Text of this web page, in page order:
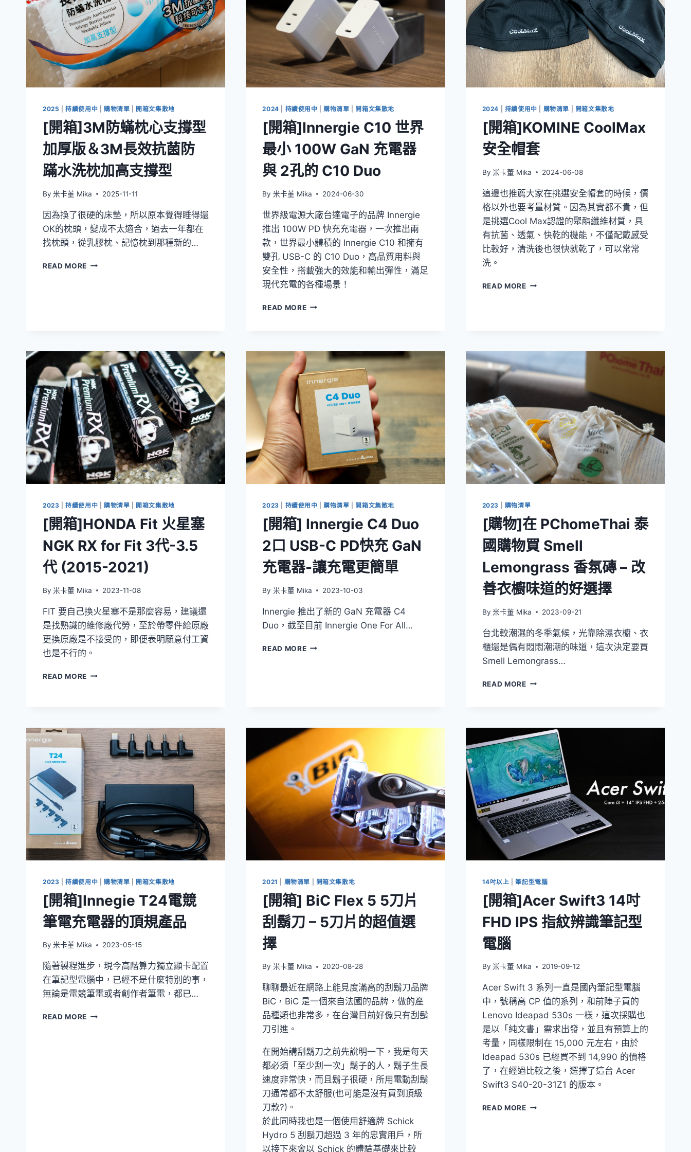
2025 |持續使用中 購物清單 開箱文集散地
[開箱]3M防蟎枕心支撐型
加厚版＆3M長效抗菌防
蹣水洗枕加高支撐型
By 米卡董 Mika 2025-11-11
因為換了很硬的床墊，所以原本覺得睡得還
OK的枕頭，變成不太適合，過去一年都在
找枕頭，從乳膠枕、記憶枕到那種新的…
READ MORE [開
型
加
厚
版
＆
3M
長
效
抗
菌
防
蹣
水
枕
高
撐
2024 持續使用中 |購物清單 開箱文集散地
[開箱]Innergie C10 世界
最小 100W GaN 充電器
與 2孔的 C10 Duo
By 米卡董 Mika 2024-06-30
世界級電源大廠台達電子的品牌 Innergie
推出 100W PD 快充充電器，一次推出兩
款，世界最小體積的 Innergie C10 和擁有
雙孔 USB-C 的 C10 Duo，高品質用料與
安全性，搭載強大的效能和輸出彈性，滿足
現代充電的各種場景！
READ MORE[開
最
小
100W
GAN
充
電
2
孔
的
C10
2024 持續使用中 購物清單 開箱文集散地
[開箱]KOMINE CoolMax
安全帽套
By 米卡董 Mika 2024-06-08
這邊也推薦大家在挑選安全帽套的時候，價
格以外也要考量材質。因為其實都不貴，但
是挑選Cool Max認證的聚酯纖維材質，具
有抗菌、透氣、快乾的機能，不僅配戴感受
比較好，清洗後也很快就乾了，可以常常
洗。
READ MORE[開
2023 |持續使用中 購物清單 開箱文集散地
[開箱]HONDA Fit 火星塞
NGK RX for Fit 3代-3.5
代 (2015-2021)
By 米卡董 Mika 2023-11-08
FIT 要自己換火星塞不是那麼容易，建議還
是找熟識的維修廠代勞，至於帶零件給原廠
更換原廠是不接受的，即便表明願意付工資
也是不行的。
READ MORE [開
塞
NGK
RX
FOR
FIT
3
代-3.5
代
(2015-
2021)
2023 持續使用中 購物清單 開箱文集散地
[開箱] Innergie C4 Duo
2口 USB-C PD快充 GaN
充電器-讓充電更簡單
By 米卡董 Mika 2023-10-03
Innergie 推出了新的 GaN 充電器 C4
Duo，截至目前 Innergie One For All…
READ MORE[開
C
充
GAN
充
電
器-
讓
簡
2023 購物清單
[購物]在 PChomeThai 泰
國購物買 Smell
Lemongrass 香氛磚 – 改
善衣櫥味道的好選擇
By 米卡董 Mika 2023-09-21
台北較潮濕的冬季氣候，光靠除濕衣櫥、衣
櫃還是偶有悶悶潮潮的味道，這次決定要買
Smell Lemongrass…
READ MORE[購
國
購
物
買
SMELL
LEMONGRASS
香
氛
磚
–
善
味
道
的
好
選
2023 |持續使用中 購物清單 開箱文集散地
[開箱]Innegie T24電競
筆電充電器的頂規產品
By 米卡董 Mika 2023-05-15
隨著製程進步，現今高階算力獨立顯卡配置
在筆記型電腦中，已經不是什麼特別的事，
無論是電競筆電或者創作者筆電，都已…
READ MORE [開
2021 購物清單 開箱文集散地
[開箱] BiC Flex 5 5刀片
刮鬍刀 – 5刀片的超值選
擇
By 米卡董 Mika 2020-08-28
聊聊最近在網路上能見度滿高的刮鬍刀品牌
BiC，BiC 是一個來自法國的品牌，做的產
品種類也非常多，在台灣目前好像只有刮鬍
刀引進。
在開始講刮鬍刀之前先說明一下，我是每天
都必須「至少刮一次」鬍子的人，鬍子生長
速度非常快，而且鬍子很硬，所用電動刮鬍
刀通常都不太舒服(也可能是沒有買到頂級
刀款?)。
於此同時我也是一個使用舒適牌 Schick
Hydro 5 刮鬍刀超過 3 年的忠實用戶，所
以接下來會以 Schick 的體驗基礎來比較
14吋以上 |筆記型電腦
[開箱]Acer Swift3 14吋
FHD IPS 指紋辨識筆記型
電腦
By 米卡董 Mika 2019-09-12
Acer Swift 3 系列一直是國內筆記型電腦
中，號稱高 CP 值的系列，和前陣子買的
Lenovo Ideapad 530s 一樣，這次採購也
是以「純文書」需求出發，並且有預算上的
考量，同樣限制在 15,000 元左右，由於
Ideapad 530s 已經買不到 14,990 的價格
了，在經過比較之後，選擇了這台 Acer
Swift3 S40-20-31Z1 的版本。
READ MORE[開